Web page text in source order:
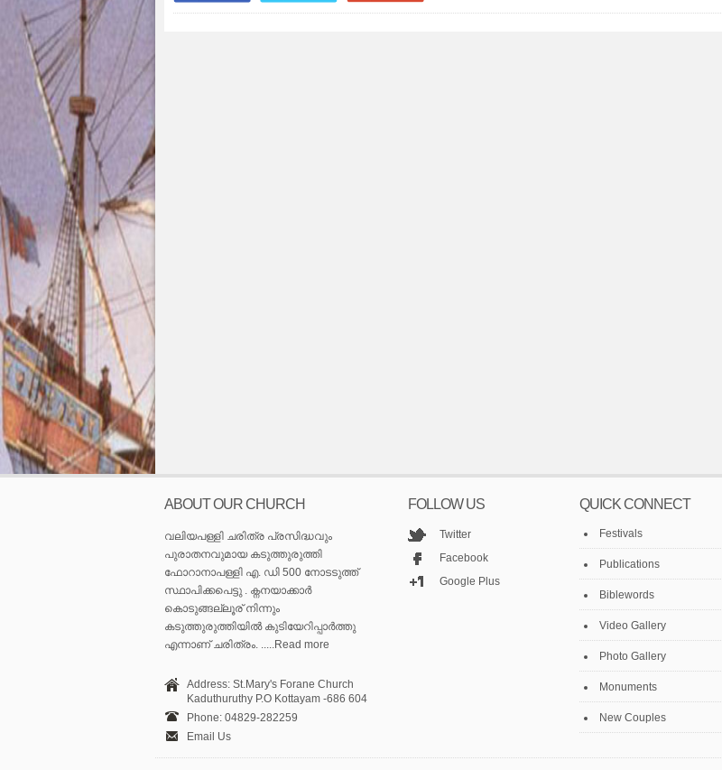
ABOUT OUR CHURCH
വലിയപള്ളി ചരിത്ര പ്രസിദ്ധവും
പുരാതനവുമായ കടുത്തുരുത്തി
ഫോറാനാപള്ളി എ. ഡി 500 നോടടുത്ത്
സ്ഥാപിക്കപെട്ടു . ക്നനയാക്കാർ
കൊടുങ്ങല്ലൂര് നിന്നും
കടുത്തുരുത്തിയിൽ കുടിയേറിപ്പാർത്തു
എന്നാണ് ചരിത്രം. .....Read more
Address: St.Mary's Forane Church
Kaduthuruthy P.O Kottayam -686 604
Phone: 04829-282259
Email Us
FOLLOW US
Twitter
Facebook
Google Plus
QUICK CONNECT
Festivals
Publications
Biblewords
Video Gallery
Photo Gallery
Monuments
New Couples